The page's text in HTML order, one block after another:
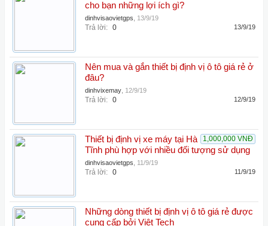
cho bạn những lợi ích gì?
dinhvisaovietgps 13/9/19
Trả lời: 0 13/9/19
Nên mua và gắn thiết bị định vị ô tô giá rẻ ở
đâu?
dinhvixemay 12/9/19
Trả lời: 0 12/9/19
1,000,000 VNĐ
Thiết bị định vị xe máy tại Hà
Tĩnh phù hợp với nhiều đối tượng sử dụng
dinhvisaovietgps 11/9/19
Trả lời: 0 11/9/19
Những dòng thiết bị định vị ô tô giá rẻ được
cung cấp bởi Việt Tech